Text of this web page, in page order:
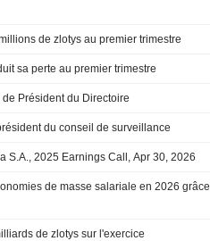
de zlotys au premier trimestre
sa perte au premier trimestre
Président du Directoire
du conseil de surveillance
S.A., 2025 Earnings Call, Apr 30, 2026
de masse salariale en 2026 grâce
de zlotys sur l'exercice